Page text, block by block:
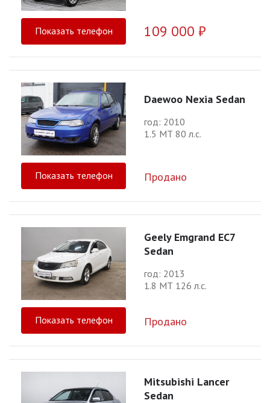
Показать телефон 109 000 ₽
Daewoo Nexia Sedan
год: 2010
1.5 МТ 80 л.с.
Показать телефон Продано
Geely Emgrand EC7
Sedan
год: 2013
1.8 МТ 126 л.с.
Показать телефон Продано
Mitsubishi Lancer
Sedan